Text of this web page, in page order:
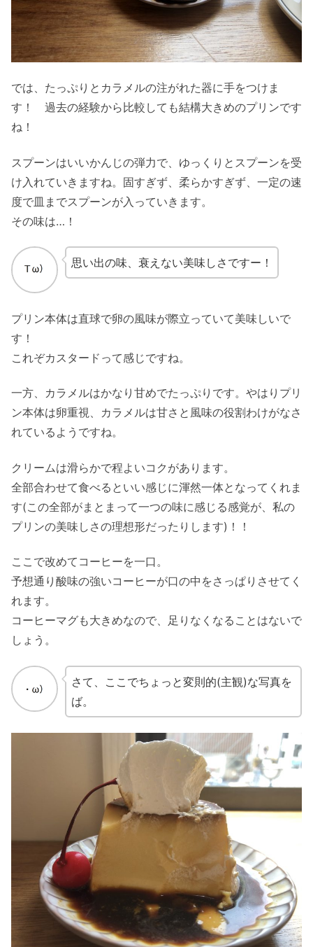
では、たっぷりとカラメルの注がれた器に手をつけま
す！ 過去の経験から比較しても結構大きめのプリンです
ね！
スプーンはいいかんじの弾力で、ゆっくりとスプーンを受
け入れていきますね。固すぎず、柔らかすぎず、一定の速
度で皿までスプーンが入っていきます。
その味は…！
思い出の味、衰えない美味しさですー！
プリン本体は直球で卵の風味が際立っていて美味しいで
す！
これぞカスタードって感じですね。
一方、カラメルはかなり甘めでたっぷりです。やはりプリ
ン本体は卵重視、カラメルは甘さと風味の役割わけがなさ
れているようですね。
クリームは滑らかで程よいコクがあります。
全部合わせて食べるといい感じに渾然一体となってくれま
す(この全部がまとまって一つの味に感じる感覚が、私の
プリンの美味しさの理想形だったりします)！！
ここで改めてコーヒーを一口。
予想通り酸味の強いコーヒーが口の中をさっぱりさせてく
れます。
コーヒーマグも大きめなので、足りなくなることはないで
しょう。
さて、ここでちょっと変則的(主観)な写真を
ば。